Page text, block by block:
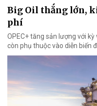
Big Oil thắng lớn,
phí
OPEC+ tăng sản lượng với
còn phụ thuộc vào diễn biến